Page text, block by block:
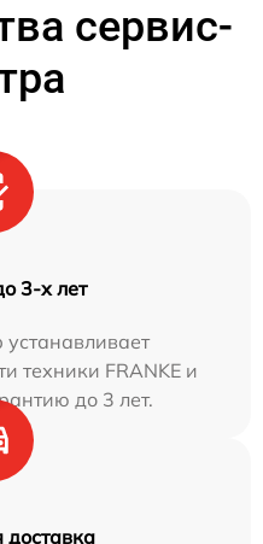
сервис-
3-х лет
техники FRANKE и
до 3 лет.
доставка